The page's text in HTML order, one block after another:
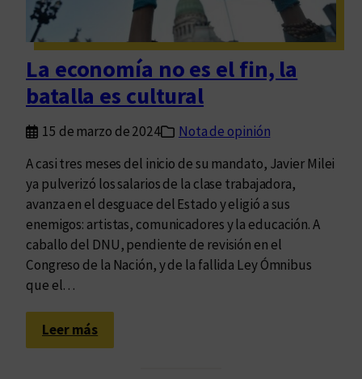
n
o
l
o
g
a
a
r
g
e
n
i
n
La economía no es el fin, la
batalla es cultural
15 de marzo de 2024
Nota de opinión
A casi tres meses del inicio de su mandato, Javier Milei
ya pulverizó los salarios de la clase trabajadora,
avanza en el desguace del Estado y eligió a sus
enemigos: artistas, comunicadores y la educación. A
caballo del DNU, pendiente de revisión en el
Congreso de la Nación, y de la fallida Ley Ómnibus
que el…
Leer más:
L